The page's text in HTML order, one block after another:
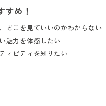
すめ！
どこを見ていいのかわからない
魅力を体感したい
ィビティを知りたい